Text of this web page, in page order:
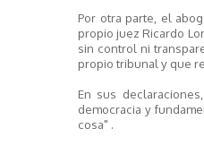
Por otra parte, el
propio juez Ricardo
sin control ni
propio tribunal y que
En sus
democracia y
cosa" .